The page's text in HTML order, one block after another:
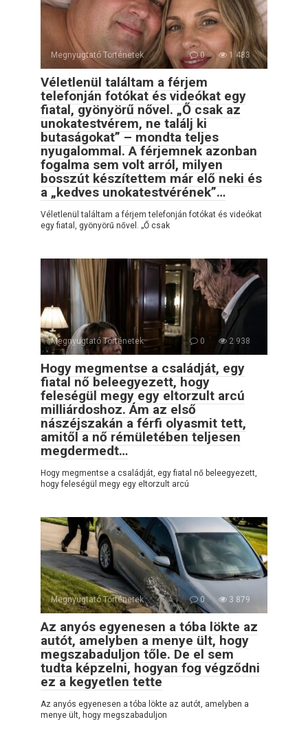
Megnyugtató Történetek 0 1 483
Véletlenül találtam a férjem
telefonján fotókat és videókat egy
fiatal, gyönyörű nővel. „Ő csak az
unokatestvérem, ne találj ki
butaságokat” – mondta teljes
nyugalommal. A férjemnek azonban
fogalma sem volt arról, milyen
bosszút készítettem már elő neki és
a „kedves unokatestvérének”…
Véletlenül találtam a férjem telefonján fotókat és videókat
egy fiatal, gyönyörű nővel. „Ő csak
Megnyugtató Történetek 0 2 938
Hogy megmentse a családját, egy
fiatal nő beleegyezett, hogy
feleségül megy egy eltorzult arcú
milliárdoshoz. Ám az első
nászéjszakán a férfi olyasmit tett,
amitől a nő rémületében teljesen
megdermedt…
Hogy megmentse a családját, egy fiatal nő beleegyezett,
hogy feleségül megy egy eltorzult arcú
Megnyugtató Történetek 0 3 879
Az anyós egyenesen a tóba lökte az
autót, amelyben a menye ült, hogy
megszabaduljon tőle. De el sem
tudta képzelni, hogyan fog végződni
ez a kegyetlen tette
Az anyós egyenesen a tóba lökte az autót, amelyben a
menye ült, hogy megszabaduljon